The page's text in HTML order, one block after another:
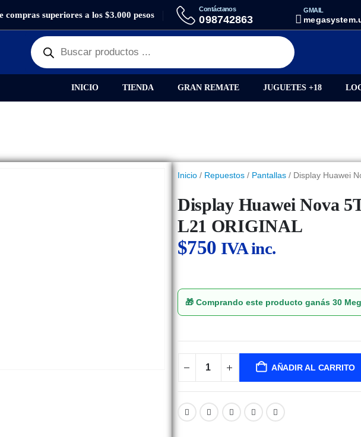
superiores a los $3.000 pesos
Contáctanos
098742863
GMAIL
INICIO TIENDA GRAN REMATE JUGUETES +18
, PANTALLAS DISPLAY HUAWEI NOVA 5T / HONOR 20 / YAL-L21 ORIGINAL
Inicio/ Repuestos/ Pantallas/ Display Huawei
Display Huawei Nova
L21 ORIGINAL
$750 IVA inc.
🎁 Comprando este producto ganás 30
AÑADIR AL CARRITO